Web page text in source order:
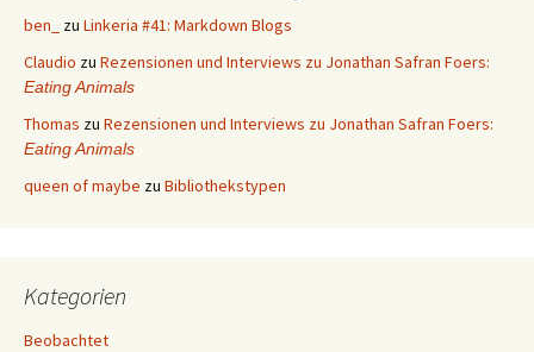
ben_
zu Linkeria #41: Markdown Blogs
Claudio zu Rezensionen und Interviews zu Jonathan Safran Foers:
Eating Animals
Thomas zu Rezensionen und Interviews zu Jonathan Safran Foers:
Eating Animals
queen of maybe zu Bibliothekstypen
Kategorien
Beobachtet